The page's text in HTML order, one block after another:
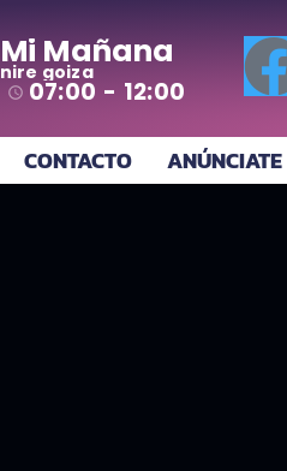
Mi Mañana
nire goiza
access_time 07:00 - 12:00
CONTACTO ANÚNCIATE